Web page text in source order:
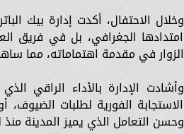
وخلال الاحتفال، أكدت إدارة بيك
امتدادها الجغرافي، بل في فريق
الزوار في مقدمة اهتماماته، مما
وأشادت الإدارة بالأداء الراقي
الاستجابة الفورية لطلبات الضيوف،
وحسن التعامل الذي يميز المدينة